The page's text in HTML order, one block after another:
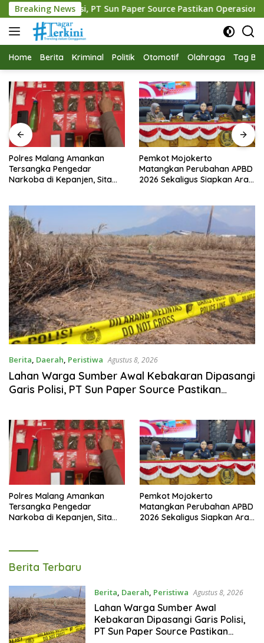
Langsung
ke
konten
Breaking News
Sun Paper Source Pastikan Operasional Berjalan Normal
Home Berita Kriminal Politik Otomotif Olahraga Tag
Polres Malang Amankan
Tersangka Pengedar
Narkoba di Kepanjen, Sita
Pemkot Mojokerto
Matangkan Perubahan APBD
2026 Sekaligus Siapkan Arah
Berita, Daerah, Peristiwa Agustus 8, 2026
Lahan Warga Sumber Awal Kebakaran Dipasangi
Garis Polisi, PT Sun Paper Source Pastikan
Polres Malang Amankan
Tersangka Pengedar
Narkoba di Kepanjen, Sita
Pemkot Mojokerto
Matangkan Perubahan APBD
2026 Sekaligus Siapkan Arah
Tagarterkini
Berita Terbaru
Berita, Daerah, Peristiwa Agustus 8, 2026
Lahan Warga Sumber Awal
Kebakaran Dipasangi Garis Polisi,
PT Sun Paper Source Pastikan